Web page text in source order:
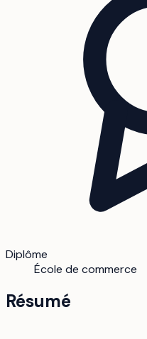
Diplôme
École de commerce
Résumé